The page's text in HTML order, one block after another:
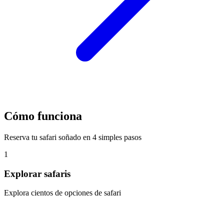
Cómo funciona
Reserva tu safari soñado en 4 simples pasos
1
Explorar safaris
Explora cientos de opciones de safari